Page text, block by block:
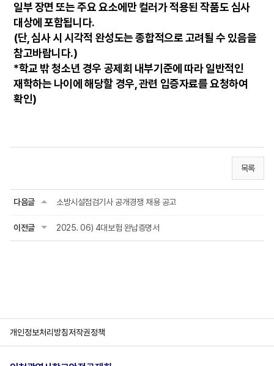
일부 장면 또는 주요 요소에만 컬러가 적용된 작품도 심사
대상에 포함됩니다.
(단, 심사 시 시각적 완성도는 종합적으로 고려될 수 있음을
참고바랍니다.)
*학교 밖 청소년 경우 공제회 내부기준에 따라 일반적인
재학하는 나이에 해당할 경우, 관련 입증자료를 요청하여
확인)
목록
다음글 소방시설점검기사 공개경쟁 채용 공고
이전글 2025. 06) 4대보험 완납증명서
개인정보처리방침저작권정책